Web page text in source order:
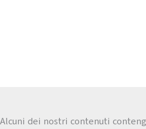
Alcuni dei nostri contenuti